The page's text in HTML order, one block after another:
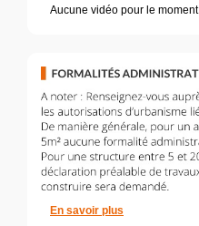
Aucune vidéo pour le moment
En savoir plus